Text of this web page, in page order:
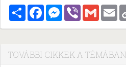
MegosztásFacebookMessenger
Viber Gmail
TOVÁBBI CIKKEK A TÉMÁBAN